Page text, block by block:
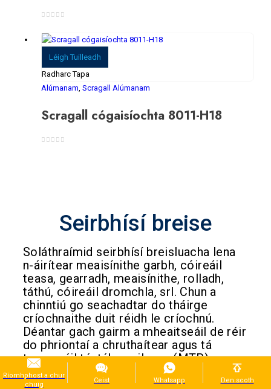
Léigh Tuilleadh
Radharc Tapa
Alúmanam Scragall Alúmanam
Scragall cógaisíochta 8011-H18
Seirbhísí breise
Soláthraímid seirbhísí breisluacha lena
n-áirítear meaisínithe garbh, cóireáil
teasa, gearradh, meaisínithe, rolladh,
táthú, cóireáil dromchla, srl. Chun a
chinntiú go seachadtar do tháirge
críochnaithe duit réidh le críochnú.
Déantar gach gairm a mheaitseáil de réir
do phriontaí a chruthaítear agus tá
tuarascáil tástála muileann (MTR),
tuarascálacha maoine meicniúla agus
fisiciúla, agus tuarascálacha tástála
Ríomhphost a chur
chuig
Ceist Whatsapp Den scoth